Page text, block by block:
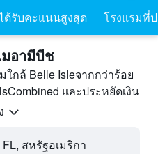
ด้รับคะแนนสูงสุด โรงแรมที่
มอามีบีช
ใกล้ Belle Isleจากกว่าร้อย
และประหยัดเงิน
สหรัฐอเมริกา